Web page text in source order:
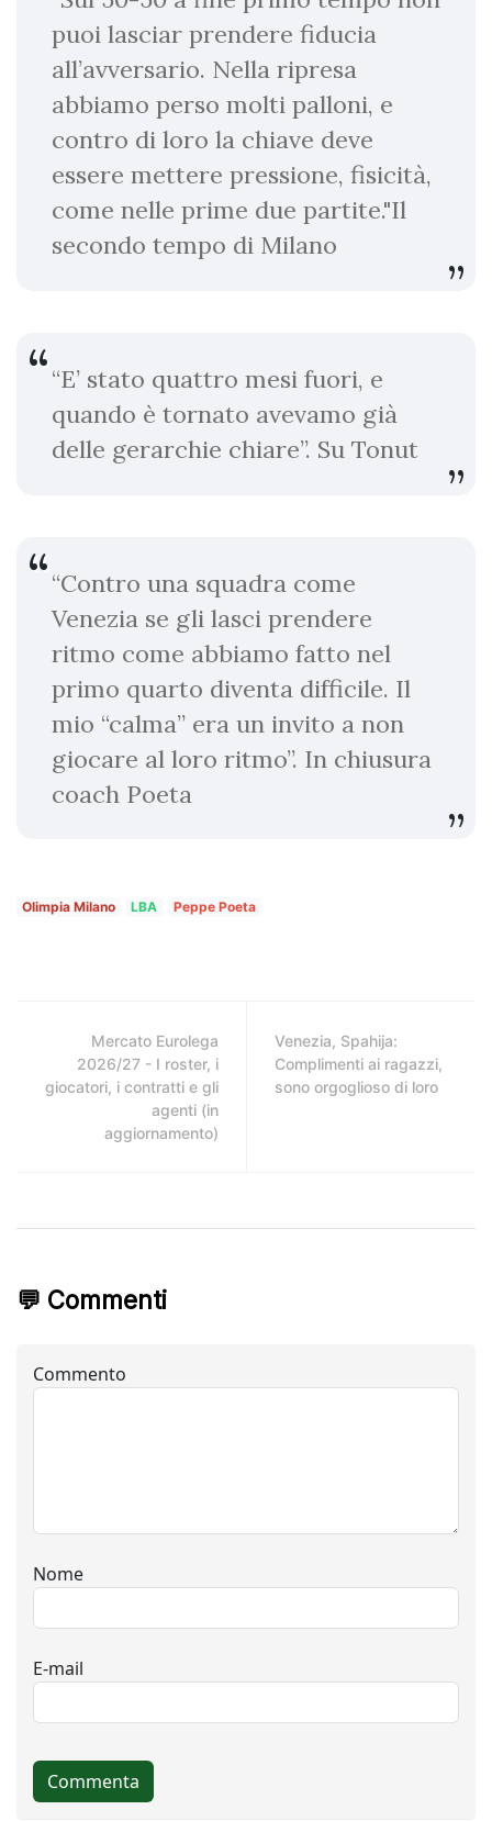
puoi lasciar prendere fiducia
all’avversario. Nella ripresa
abbiamo perso molti palloni, e
contro di loro la chiave deve
essere mettere pressione, fisicità,
come nelle prime due partite."Il
secondo tempo di Milano
“E’ stato quattro mesi fuori, e
quando è tornato avevamo già
delle gerarchie chiare”. Su Tonut
“Contro una squadra come
Venezia se gli lasci prendere
ritmo come abbiamo fatto nel
primo quarto diventa difficile. Il
mio “calma” era un invito a non
giocare al loro ritmo”. In chiusura
coach Poeta
Olimpia Milano LBA Peppe Poeta
Mercato Eurolega
2026/27 - I roster, i
giocatori, i contratti e gli
agenti (in
aggiornamento)
Venezia, Spahija:
Complimenti ai ragazzi,
sono orgoglioso di loro
💬 Commenti